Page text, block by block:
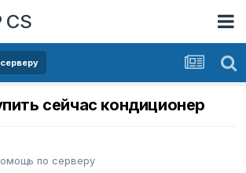
сейчас кондиционер
по серверу